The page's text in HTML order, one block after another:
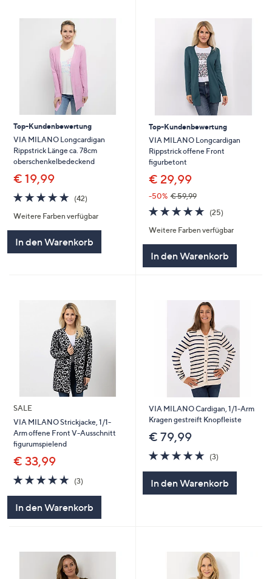
Top-Kundenbewertung
VIA MILANO Longcardigan
Rippstrick Länge ca. 78cm
oberschenkelbedeckend
€ 19,99
4.8
von
5
(42)
Weitere Farben verfügbar
In den Warenkorb
Top-Kundenbewertung
VIA MILANO Longcardigan
Rippstrick offene Front
figurbetont
€ 29,99
-50% € 59,99
4.7
von
5
(25)
Weitere Farben verfügbar
In den Warenkorb
SALE
VIA MILANO Strickjacke, 1/1-
Arm offene Front V-Ausschnitt
figurumspielend
€ 33,99
4.7
von
(3)
In den Warenkorb
VIA MILANO Cardigan, 1/1-Arm
Kragen gestreift Knopfleiste
€ 79,99
4.7
von
(3)
In den Warenkorb